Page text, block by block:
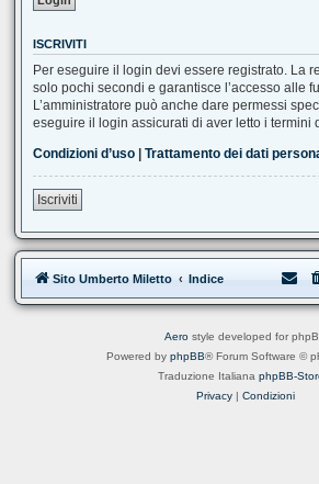
ISCRIVITI
Per eseguire il login devi essere registrato. La
solo pochi secondi e garantisce l’accesso alle
L’amministratore può anche dare permessi
eseguire il login assicurati di aver letto i termini
Condizioni d’uso | Trattamento dei dati
Iscriviti
Sito Umberto Miletto Indice
Aero style developed for
Powered by phpBB® Forum Software ©
Traduzione Italiana phpBB-
Privacy | Condizioni